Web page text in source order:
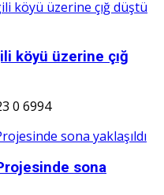
köyü üzerine çığ
0 6994
sona